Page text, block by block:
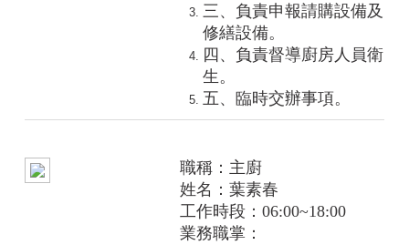
三、 負責申報請購設備及
修繕設備。
四、 負責督導廚房人員衛
生。
五、臨時交辦事項。
職稱：主廚
姓名： 葉素春
工作時段：06:00~18:00
業務職掌：